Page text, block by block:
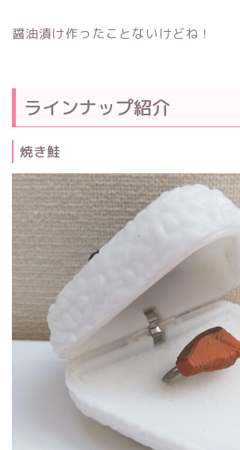
醤油漬け作ったことないけどね！
ラインナップ紹介
焼き鮭